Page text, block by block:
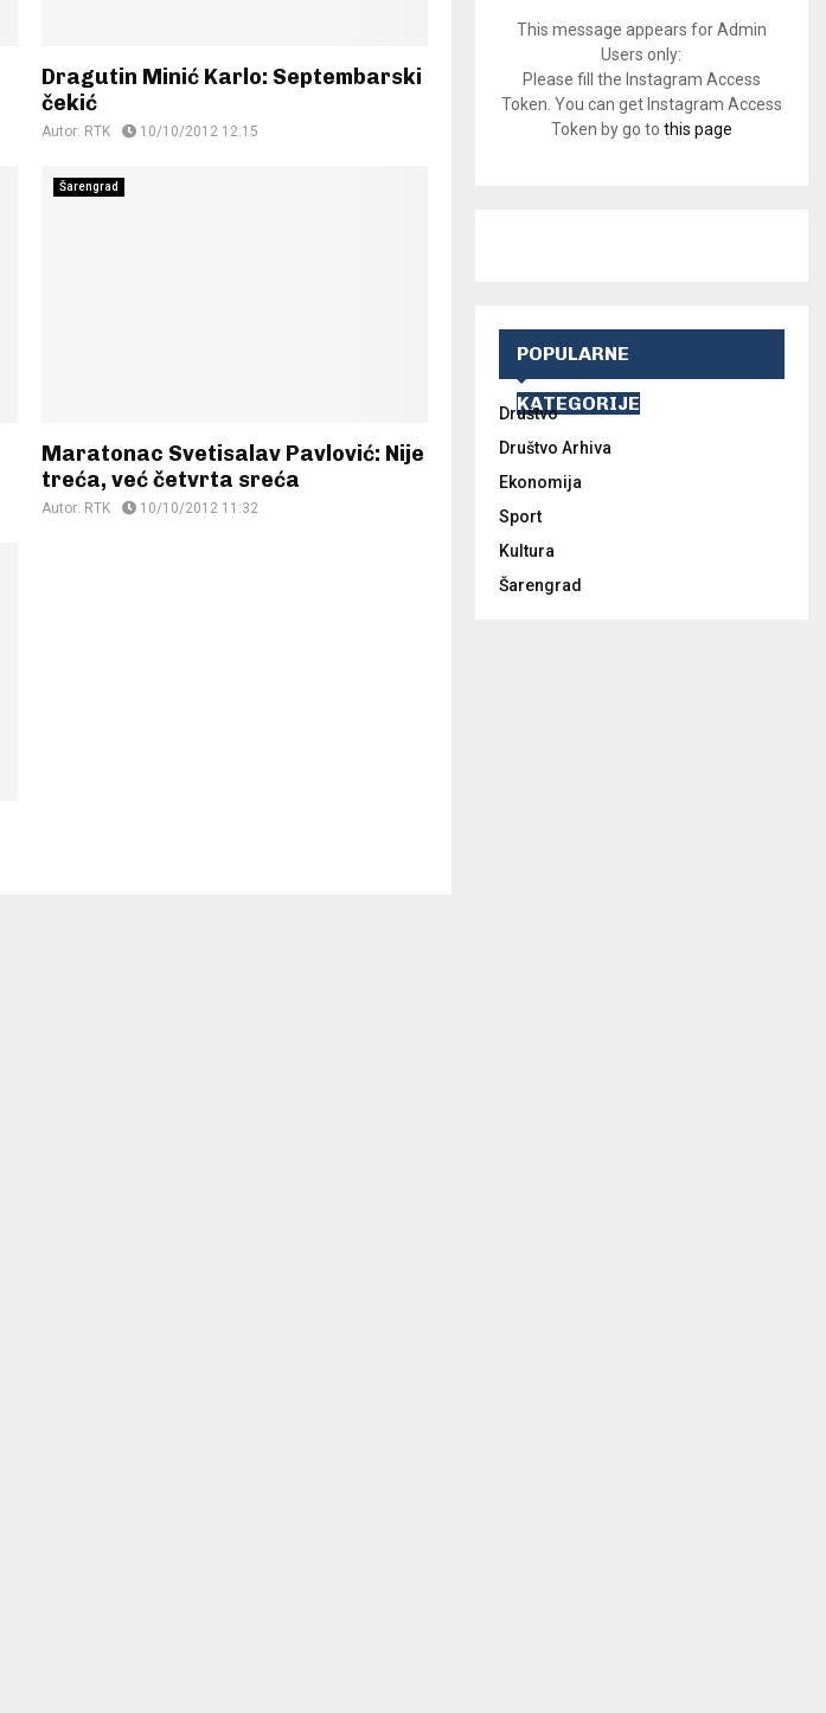
Dragutin Minić Karlo: Septembarski
čekić
Autor: RTK 10/10/2012 12:15
Šarengrad
Maratonac Svetisalav Pavlović: Nije
treća, već četvrta sreća
Autor: RTK 10/10/2012 11:32
This message appears for Admin
Users only:
Please fill the Instagram Access
Token. You can get Instagram Access
Token by go to this page
POPULARNE
KATEGORIJE
Društvo
Društvo Arhiva
Ekonomija
Sport
Kultura
Šarengrad